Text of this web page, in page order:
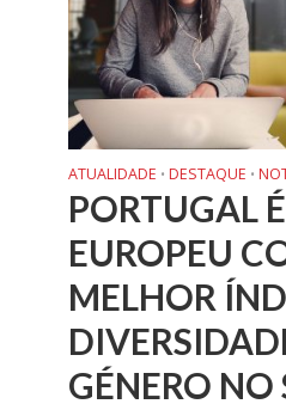
ATUALIDADE • DESTAQUE •
PORTUGAL
EUROPEU
MELHOR
GÉNERO NO